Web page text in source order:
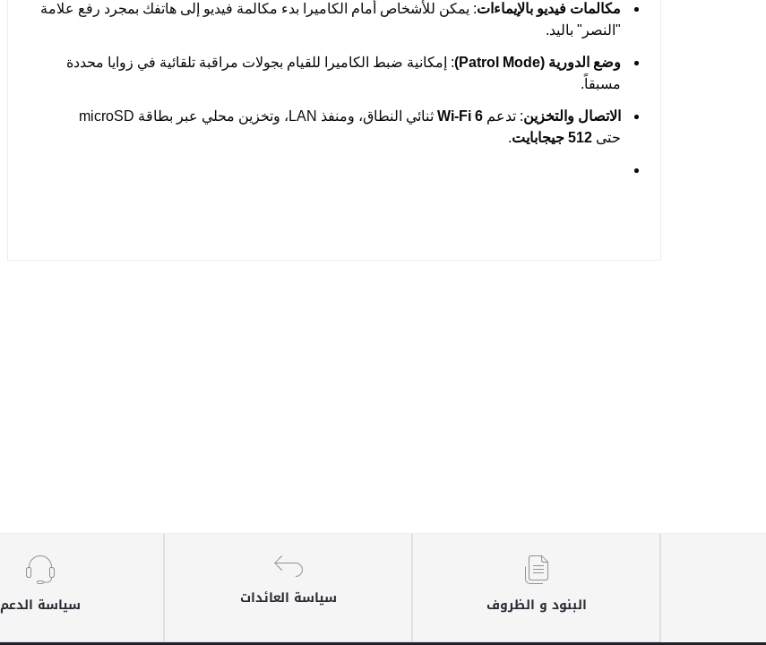
مكالمات فيديو بالإيماءات: يمكن للأشخاص أمام الكاميرا بدء مكالمة فيديو إلى هاتفك بمجرد رفع علامة
"النصر" باليد.
وضع الدورية (Patrol Mode)
: إمكانية ضبط الكاميرا للقيام بجولات مراقبة تلقائية في زوايا محددة
مسبقاً.
الاتصال والتخزين: تدعم Wi-Fi 6
ثنائي النطاق، ومنفذ LAN، وتخزين محلي عبر بطاقة microSD
حتى 512 جيجابايت .
البنود و الظروف سياسة العائدات سياسة الدعم